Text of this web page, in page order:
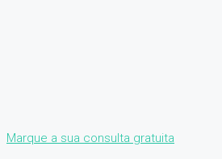
Marque a sua consulta gratuita